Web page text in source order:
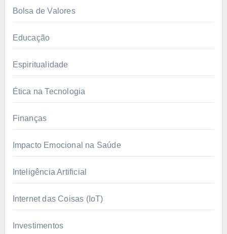
Bolsa de Valores
Educação
Espiritualidade
Ética na Tecnologia
Finanças
Impacto Emocional na Saúde
Inteligência Artificial
Internet das Coisas (IoT)
Investimentos